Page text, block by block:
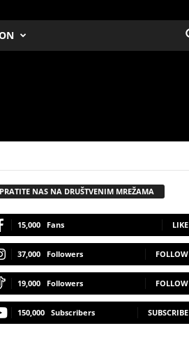
PRATITE NAS NA DRUŠTVENIM MREŽAMA
15,000 Fans LIKE
37,000 Followers FOLLOW
19,000 Followers FOLLOW
150,000 Subscribers SUBSCRIBE